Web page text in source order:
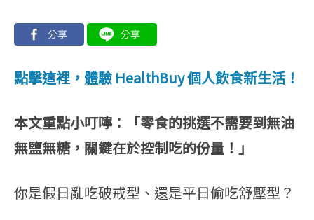
點擊這裡，體驗 HealthBuy 個人飲食新生活！
本文重點小叮嚀：「零食的挑選不需要到無油
無鹽無糖，關鍵在於控制吃的份量！」
你是假日亂吃破戒型、還是平日偷吃舒壓型？